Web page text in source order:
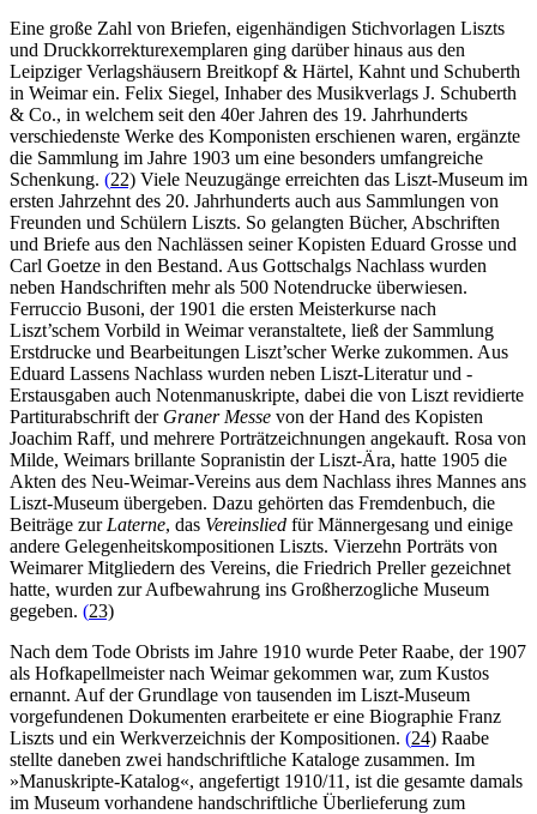
Eine große Zahl von Briefen, eigenhändigen Stichvorlagen Liszts
und Druckkorrekturexemplaren ging darüber hinaus aus den
Leipziger Verlagshäusern Breitkopf & Härtel, Kahnt und Schuberth
in Weimar ein. Felix Siegel, Inhaber des Musikverlags J. Schuberth
& Co., in welchem seit den 40er Jahren des 19. Jahrhunderts
verschiedenste Werke des Komponisten erschienen waren, ergänzte
die Sammlung im Jahre 1903 um eine besonders umfangreiche
Schenkung. (22) Viele Neuzugänge erreichten das Liszt-Museum im
ersten Jahrzehnt des 20. Jahrhunderts auch aus Sammlungen von
Freunden und Schülern Liszts. So gelangten Bücher, Abschriften
und Briefe aus den Nachlässen seiner Kopisten Eduard Grosse und
Carl Goetze in den Bestand. Aus Gottschalgs Nachlass wurden
neben Handschriften mehr als 500 Notendrucke überwiesen.
Ferruccio Busoni, der 1901 die ersten Meisterkurse nach
Liszt’schem Vorbild in Weimar veranstaltete, ließ der Sammlung
Erstdrucke und Bearbeitungen Liszt’scher Werke zukommen. Aus
Eduard Lassens Nachlass wurden neben Liszt-Literatur und -
Erstausgaben auch Notenmanuskripte, dabei die von Liszt revidierte
Partiturabschrift der Graner Messe von der Hand des Kopisten
Joachim Raff, und mehrere Porträtzeichnungen angekauft. Rosa von
Milde, Weimars brillante Sopranistin der Liszt-Ära, hatte 1905 die
Akten des Neu-Weimar-Vereins aus dem Nachlass ihres Mannes ans
Liszt-Museum übergeben. Dazu gehörten das Fremdenbuch, die
Beiträge zurLaterne, das Vereinslied für Männergesang und einige
andere Gelegenheitskompositionen Liszts. Vierzehn Porträts von
Weimarer Mitgliedern des Vereins, die Friedrich Preller gezeichnet
hatte, wurden zur Aufbewahrung ins Großherzogliche Museum
gegeben. (23)
Nach dem Tode Obrists im Jahre 1910 wurde Peter Raabe, der 1907
als Hofkapellmeister nach Weimar gekommen war, zum Kustos
ernannt. Auf der Grundlage von tausenden im Liszt-Museum
vorgefundenen Dokumenten erarbeitete er eine Biographie Franz
Liszts und ein Werkverzeichnis der Kompositionen. (24) Raabe
stellte daneben zwei handschriftliche Kataloge zusammen. Im
»Manuskripte-Katalog«, angefertigt 1910/11, ist die gesamte damals
im Museum vorhandene handschriftliche Überlieferung zum